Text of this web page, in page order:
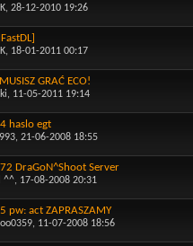
, 28-12-2010 19:26
, 18-01-2011 00:17
GRAĆ ECO!
, 11-05-2011 19:14
haslo egt
, 21-06-2008 18:55
DraGoN^Shoot Server
^^, 17-08-2008 20:31
act ZAPRASZAMY
, 11-07-2008 18:56